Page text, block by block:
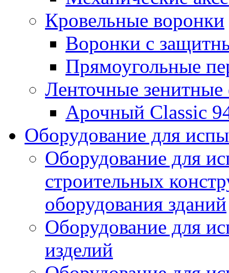
Кровельные воронки
Воронки с
Прямоугольные
Ленточные
Арочный Classic
Оборудование для
Оборудование для
строительных
оборудования зданий
Оборудование для
изделий